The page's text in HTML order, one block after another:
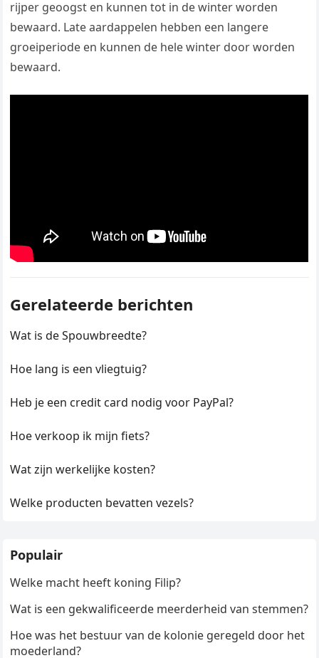
rijper geoogst en kunnen tot in de winter worden
bewaard. Late aardappelen hebben een langere
groeiperiode en kunnen de hele winter door worden
bewaard.
Gerelateerde berichten
Wat is de Spouwbreedte?
Hoe lang is een vliegtuig?
Heb je een credit card nodig voor PayPal?
Hoe verkoop ik mijn fiets?
Wat zijn werkelijke kosten?
Welke producten bevatten vezels?
Populair
Welke macht heeft koning Filip?
Wat is een gekwalificeerde meerderheid van stemmen?
Hoe was het bestuur van de kolonie geregeld door het
moederland?